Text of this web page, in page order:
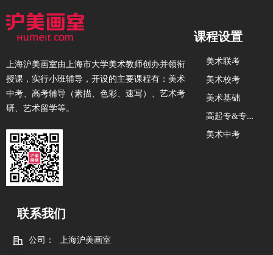
课程设置
美术联考
美术校考
美术基础
高
起专&专升本
美术中考
联系我们
公司： 上海沪美画室
上海沪美画室由上海市大学美术教师创办并领衔
授课，实行小班辅导，开设的主要课程有：美术
中考、高考辅导（素描、色彩、速写）、艺术考
研、艺术留学等。